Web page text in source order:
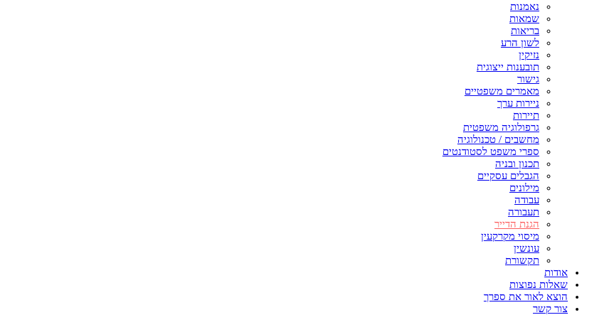
נאמנות
שמאות
בריאות
לשון הרע
נזיקין
תובענות ייצוגית
גישור
מאמרים משפטיים
ניירות ערך
תיירות
גרפולוגיה משפטית
מחשבים / טכנולוגיה
ספרי משפט לסטודנטים
תכנון ובניה
הגבלים עסקיים
מילונים
עבודה
תעבורה
הגנת הדייר
מיסוי מקרקעין
עונשין
תקשורת
אודות
שאלות נפוצות
הוצא לאור את ספרך
צור קשר